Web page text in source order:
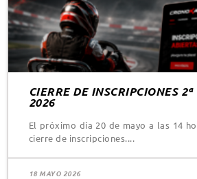
CIERRE DE INSCRIPCIONES
2026
El próximo día 20 de mayo a las 14
cierre de inscripciones.
18 MAYO 2026